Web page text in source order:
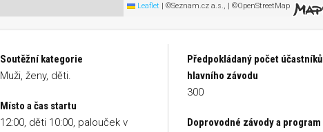
Leaflet | ©Seznam.cz a.s., | ©OpenStreetMap
Soutěžní kategorie
Muži, ženy, děti.
Místo a čas startu
12:00, děti 10:00, palouček v
Předpokládaný počet účastníků
hlavního závodu
300
Doprovodné závody a program